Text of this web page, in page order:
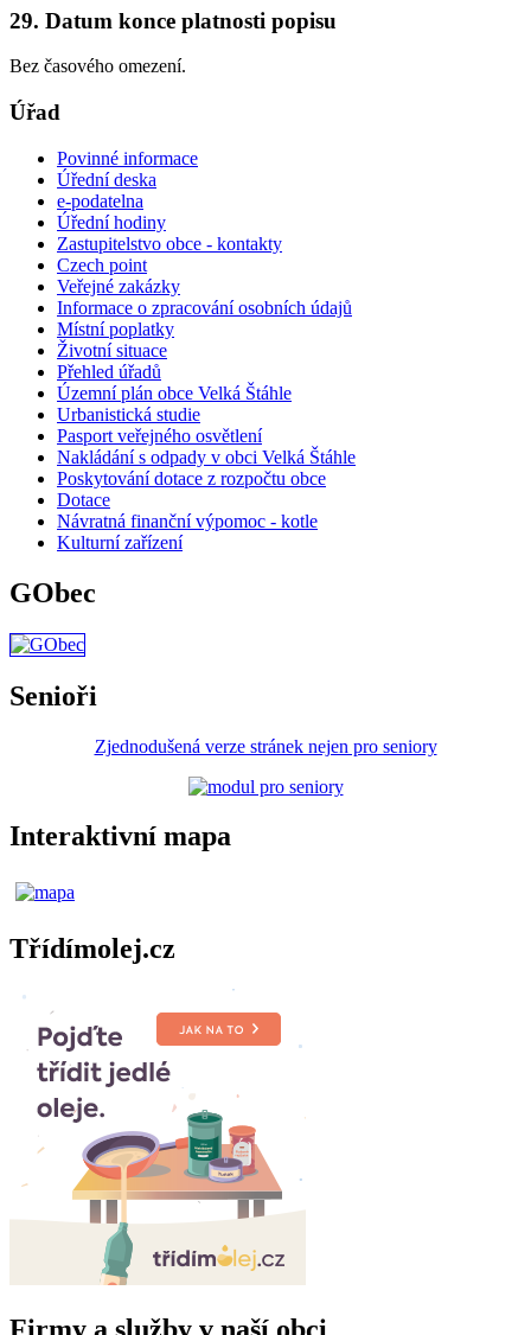
29. Datum konce platnosti popisu
Bez časového omezení.
Úřad
Povinné informace
Úřední deska
e-podatelna
Úřední hodiny
Zastupitelstvo obce - kontakty
Czech point
Veřejné zakázky
Informace o zpracování osobních údajů
Místní poplatky
Životní situace
Přehled úřadů
Územní plán obce Velká Štáhle
Urbanistická studie
Pasport veřejného osvětlení
Nakládání s odpady v obci Velká Štáhle
Poskytování dotace z rozpočtu obce
Dotace
Návratná finanční výpomoc - kotle
Kulturní zařízení
GObec
Senioři
Zjednodušená verze stránek nejen pro seniory
Interaktivní mapa
Třídímolej.cz